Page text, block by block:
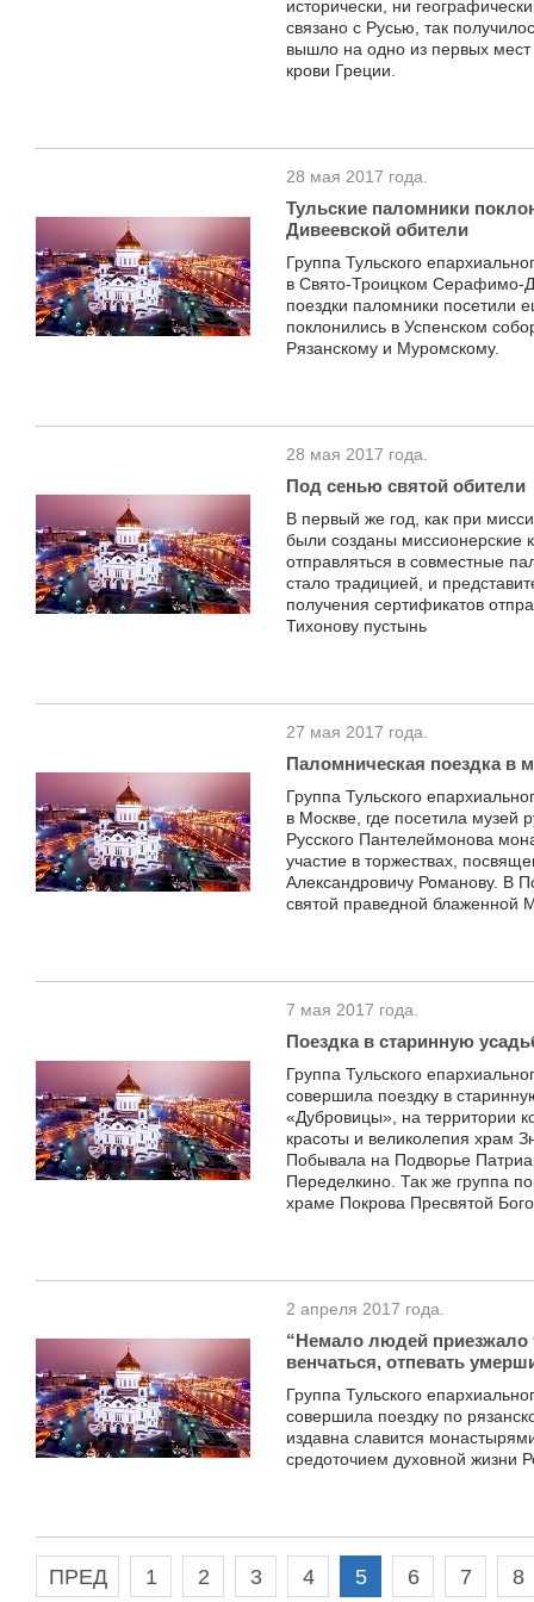
исторически, ни
связано с Русью, так
вышло на одно из первых
крови Греции.
28 мая 2017 года.
Тульские паломники
Дивеевской обители
Группа Тульского
в Свято-Троицком Серафимо-
поездки паломники посетили
поклонились в Успенском
Рязанскому и Муромскому.
28 мая 2017 года.
Под сенью святой обители
В первый же год, как при
были созданы миссионерские
отправляться в совместные
стало традицией, и
получения сертификатов
Тихонову пустынь
27 мая 2017 года.
Паломническая поездка в
Группа Тульского
в Москве, где посетила музей
Русского Пантелеймонова
участие в торжествах,
Александровичу Романову. В
святой праведной блаженной
7 мая 2017 года.
Поездка в старинную
Группа Тульского
совершила поездку в
«Дубровицы», на территории
красоты и великолепия храм
Побывала на Подворье
Переделкино. Так же группа
храме Покрова Пресвятой
2 апреля 2017 года.
“Немало людей приезжало
венчаться, отпевать
Группа Тульского
совершила поездку по
издавна славится
средоточием духовной жизни
ПРЕД 1 2 3 4 5 6 7 8